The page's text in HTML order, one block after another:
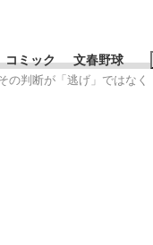
コミック 文春野球
判断が「逃げ」ではな